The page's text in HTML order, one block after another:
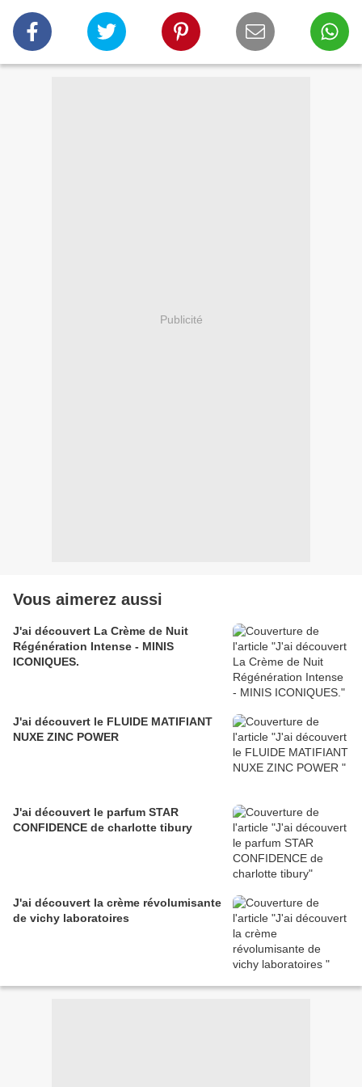
Publicité
Vous aimerez aussi
J'ai découvert La Crème de Nuit
Régénération Intense - MINIS
ICONIQUES.
J'ai découvert le FLUIDE MATIFIANT
NUXE ZINC POWER
J'ai découvert le parfum STAR
CONFIDENCE de charlotte tibury
J'ai découvert la crème révolumisante
de vichy laboratoires